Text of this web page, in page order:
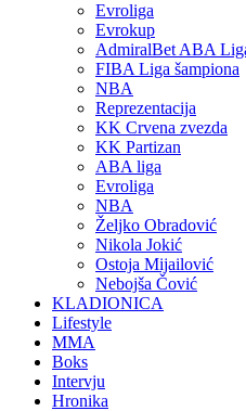
Evroliga
Evrokup
AdmiralBet ABA
FIBA Liga šampiona
NBA
Reprezentacija
KK Crvena zvezda
KK Partizan
ABA liga
Evroliga
NBA
Željko Obradović
Nikola Jokić
Ostoja Mijailović
Nebojša Čović
KLADIONICA
Lifestyle
MMA
Boks
Intervju
Hronika